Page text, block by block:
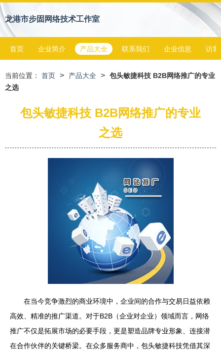
龙港市步固网络技术工作室
首页 企业简介 产品大全 联系我们 企业信息 访客
当前位置： 首页 > 产品大全 > 包头敏捷科技 B2B网络推广的专业
之选
包头敏捷科技 B2B网络推广的专业
之选
在当今竞争激烈的商业环境中，企业间的合作与交易日益依赖
高效、精准的推广渠道。对于B2B（企业对企业）领域而言，网络
推广不仅是拓展市场的必要手段，更是塑造品牌专业形象、连接潜
在合作伙伴的关键桥梁。在众多服务商中，包头敏捷科技凭借其深